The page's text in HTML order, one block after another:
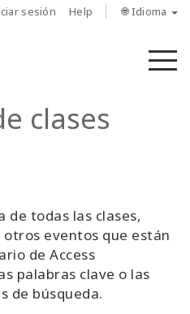
sesión Help 🌐 Idioma
clases
de todas las clases,
eventos que están
de Access
palabras clave o las
de búsqueda.